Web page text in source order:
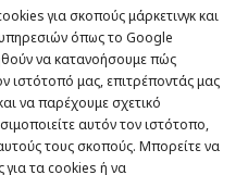
για σκοπούς μάρκετινγκ και
όπως το Google
να κατανοήσουμε πώς
ιστότοπό μας, επιτρέποντάς μας
να παρέχουμε σχετικό
αυτόν τον ιστότοπο,
τους σκοπούς. Μπορείτε να
για τα cookies ή να